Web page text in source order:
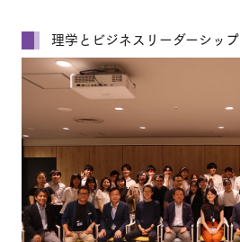
理学とビジネスリーダーシップ